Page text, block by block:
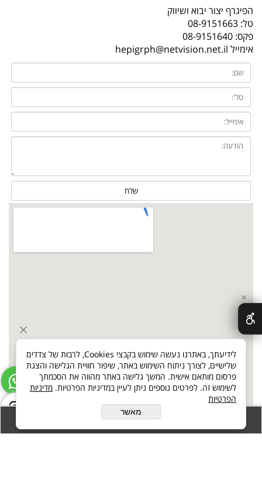
הזמן עכשיו
הפיגרף יצור יבוא ושיווק
טל: 08-9151663
פקס: 08-9151640
אימייל hepigrph@netvision.net.il
כל הזכויות שמורות באתר זה כולל תכנים ותמונות ואין לעשות כל שימוש
בנ"ל ללא אישור מראש של בעל האתר
✕
לידיעתך, באתרנו נעשה שימוש בקבצי Cookies, לרבות של צדדים
שלישיים, לצורך ניתוח השימוש באתר, שיפור חוויית הגלישה והצגת
פרסום מותאם אישית. המשך גלישה באתר מהווה את הסכמתך
לשימוש זה. לפרטים נוספים ניתן לעיין במדיניות הפרטיות. מדיניות
הפרטיות
מאשר